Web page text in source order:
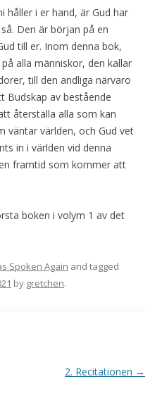
håller i er hand, är Gud har
Den är början på en
till er. Inom denna bok,
alla människor, den kallar
till den andliga närvaro
Budskap av bestående
återställa alla som kan
väntar världen, och Gud vet
in i världen vid denna
framtid som kommer att
boken i volym 1 av det
Spoken Again and tagged
by gretchen.
2. Recitationen →